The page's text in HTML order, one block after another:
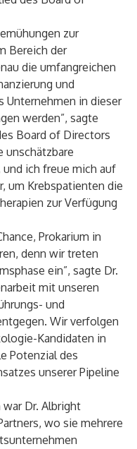
zur
Bereich der
die umfangreichen
und
Unternehmen in dieser
werden”, sagte
Board of Directors
unschätzbare
und ich freue mich auf
um Krebspatienten die
zur Verfügung
Prokarium in
denn wir treten
ein”, sagte Dr.
mit unseren
und
Wir verfolgen
Kandidaten in
Potenzial des
unserer Pipeline
Dr. Albright
wo sie mehrere